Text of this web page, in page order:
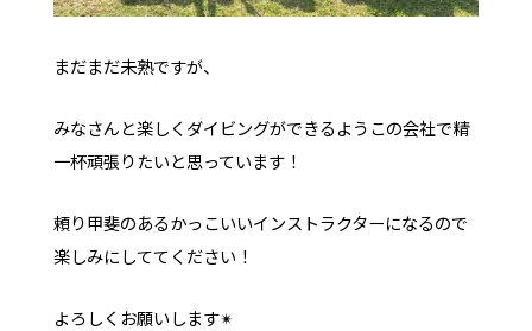
まだまだ未熟ですが、
みなさんと楽しくダイビングができるようこの会社で精
一杯頑張りたいと思っています！
頼り甲斐のあるかっこいいインストラクターになるので
楽しみにしててください！
よろしくお願いします✴︎